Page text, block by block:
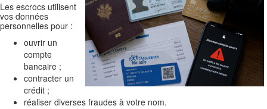
Les escrocs utilisent
vos données
personnelles pour :
ouvrir un
compte
bancaire ;
contracter un
crédit ;
réaliser diverses fraudes à votre nom.